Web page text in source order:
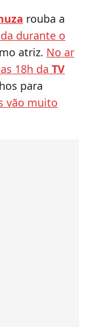
rouba a
durante o
atriz. No ar
18h da TV
para
vão muito